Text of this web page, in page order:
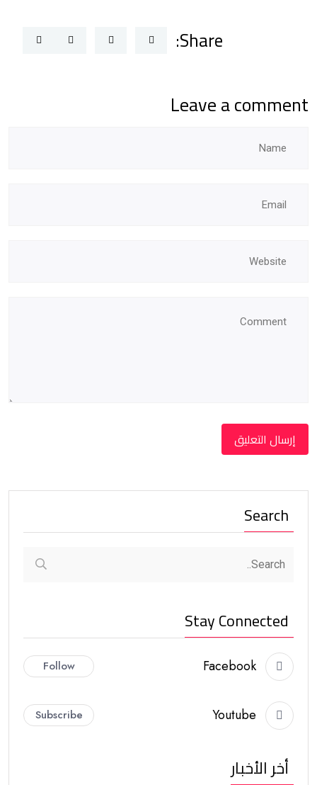
Share:
Leave a comment
Search
Stay Connected
Facebook
Follow
Youtube
Subscribe
أخر الأخبار